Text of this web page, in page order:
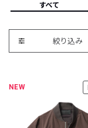
すべて
絞り込み
NEW